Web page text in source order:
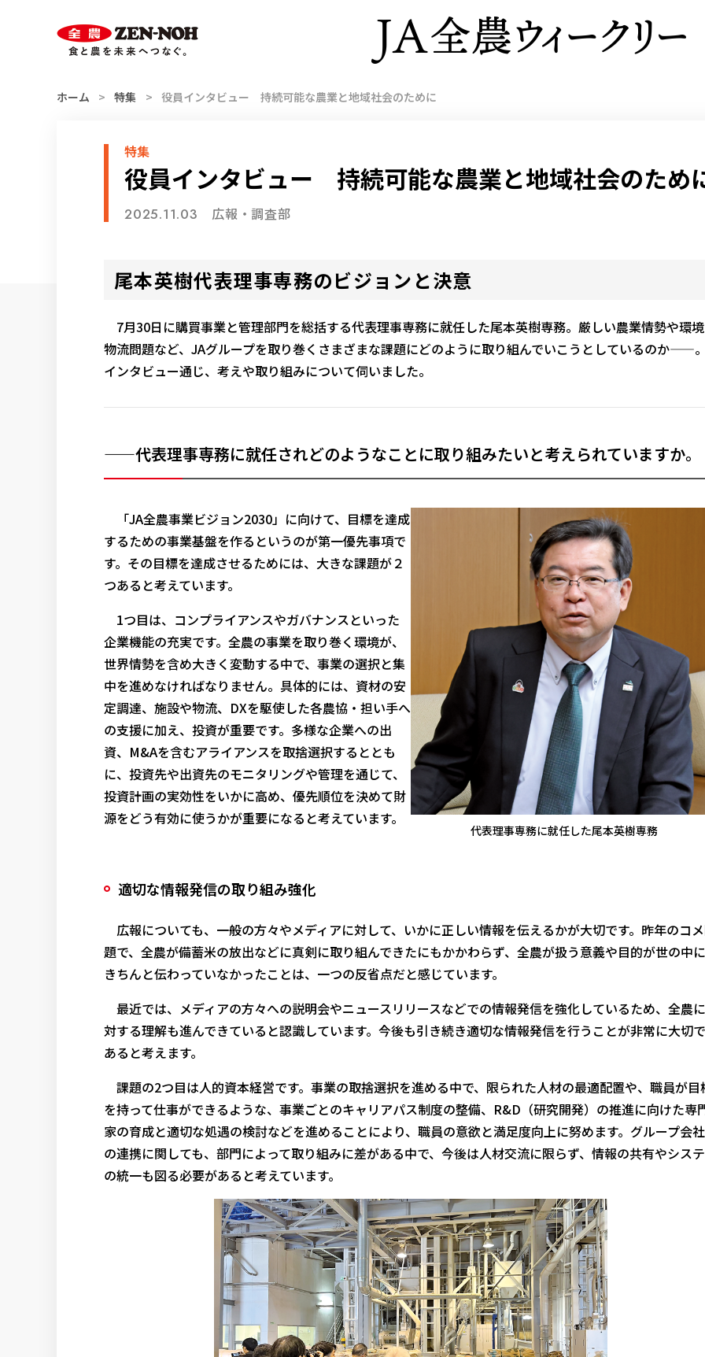
スマホ用
ハンバーガー
メニュー
ホーム 特集 役員インタビュー 持続可能な農業と地域社会のために
特集
役員インタビュー 持続可能な農業と地域社会のため
2025.11.03 広報・調査部
尾本英樹代表理事専務のビジョンと決意
7月30日に購買事業と管理部門を総括する代表理事専務に就任した尾本英樹専務。厳しい農業情勢や環境
物流問題など、JAグループを取り巻くさまざまな課題にどのように取り組んでいこうとしているのか——。
インタビュー通じ、考えや取り組みについて伺いました。
——代表理事専務に就任されどのようなことに取り組みたいと考えられていますか。
「JA全農事業ビジョン2030」に向けて、目標を達成
するための事業基盤を作るというのが第一優先事項で
す。その目標を達成させるためには、大きな課題が２
つあると考えています。
1つ目は、コンプライアンスやガバナンスといった
企業機能の充実です。全農の事業を取り巻く環境が、
世界情勢を含め大きく変動する中で、事業の選択と集
中を進めなければなりません。具体的には、資材の安
定調達、施設や物流、DXを駆使した各農協・担い手へ
の支援に加え、投資が重要です。多様な企業への出
資、M&Aを含むアライアンスを取捨選択するととも
に、投資先や出資先のモニタリングや管理を通じて、
投資計画の実効性をいかに高め、優先順位を決めて財
源をどう有効に使うかが重要になると考えています。
代表理事専務に就任した尾本英樹専務
適切な情報発信の取り組み強化
広報についても、一般の方々やメディアに対して、いかに正しい情報を伝えるかが大切です。昨年のコ
題で、全農が備蓄米の放出などに真剣に取り組んできたにもかかわらず、全農が扱う意義や目的が世の中に
きちんと伝わっていなかったことは、一つの反省点だと感じています。
最近では、メディアの方々への説明会やニュースリリースなどでの情報発信を強化しているため、全農に
対する理解も進んできていると認識しています。今後も引き続き適切な情報発信を行うことが非常に大切で
あると考えます。
課題の2つ目は人的資本経営です。事業の取捨選択を進める中で、限られた人材の最適配置や、職員が目
を持って仕事ができるような、事業ごとのキャリアパス制度の整備、R&D（研究開発）の推進に向けた専
家の育成と適切な処遇の検討などを進めることにより、職員の意欲と満足度向上に努めます。グループ会
の連携に関しても、部門によって取り組みに差がある中で、今後は人材交流に限らず、情報の共有やシス
の統一も図る必要があると考えています。